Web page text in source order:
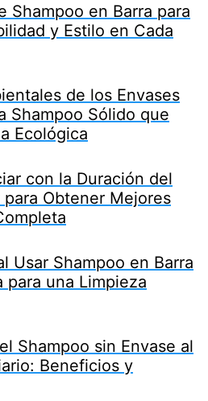
Shampoo en Barra para
y Estilo en Cada
de los Envases
Shampoo Sólido que
Ecológica
con la Duración del
para Obtener Mejores
Usar Shampoo en Barra
para una Limpieza
Shampoo sin Envase al
Beneficios y